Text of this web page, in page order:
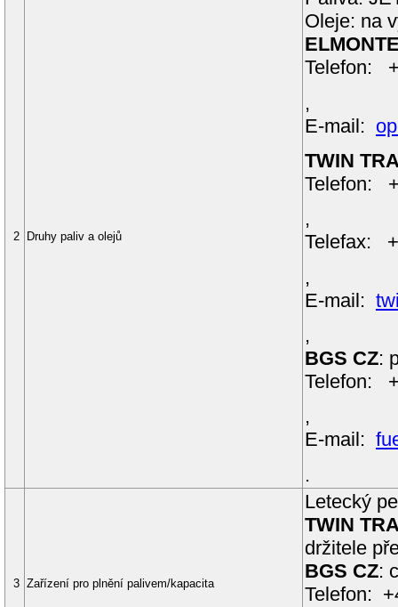
2 Druhy paliv a olejů
Oleje: na
Telefon:
,
E-mail:
TWIN
Telefon:
,
Telefax:
,
E-mail:
,
BGS CZ:
Telefon:
,
E-mail:
.
3 Zařízení pro plnění palivem/kapacita
Letecký
TWIN
držitele
BGS CZ:
Telefon: